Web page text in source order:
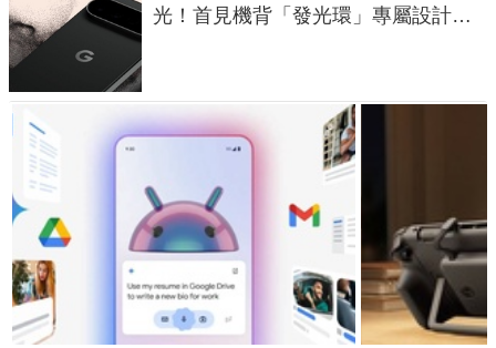
光！首見機背「發光環」專屬設計、